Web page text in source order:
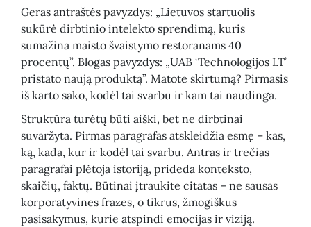
Geras antraštės pavyzdys: „Lietuvos startuolis
sukūrė dirbtinio intelekto sprendimą, kuris
sumažina maisto švaistymo restoranams 40
procentų”. Blogas pavyzdys: „UAB ‘Technologijos LT’
pristato naują produktą”. Matote skirtumą? Pirmasis
iš karto sako, kodėl tai svarbu ir kam tai naudinga.
Struktūra turėtų būti aiški, bet ne dirbtinai
suvaržyta. Pirmas paragrafas atskleidžia esmę – kas,
ką, kada, kur ir kodėl tai svarbu. Antras ir trečias
paragrafai plėtoja istoriją, prideda konteksto,
skaičių, faktų. Būtinai įtraukite citatas – ne sausas
korporatyvines frazes, o tikrus, žmogiškus
pasisakymus, kurie atspindi emocijas ir viziją.